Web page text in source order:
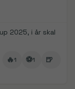
2025, i år skal
🔥1 ⚽1 🍺